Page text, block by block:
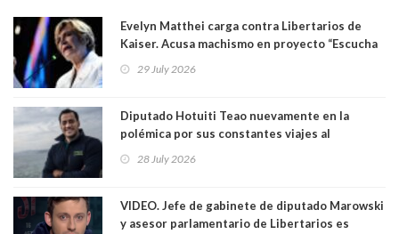
Evelyn Matthei carga contra Libertarios de
Kaiser. Acusa machismo en proyecto “Escucha
"¿Cómo puede haber alguien tan enfermo del
29 July 2026
Diputado Hotuiti Teao nuevamente en la
polémica por sus constantes viajes al
vacaciones para irse a Londres y Paris por 18
28 July 2026
VIDEO. Jefe de gabinete de diputado Marowski
y asesor parlamentario de Libertarios es